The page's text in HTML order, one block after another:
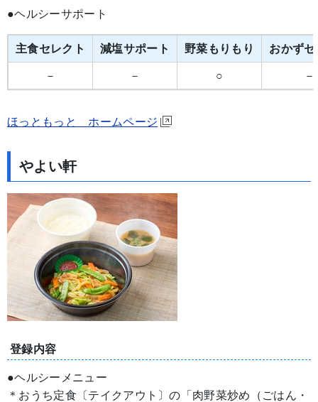
●ヘルシーサポート
主食セレクト 減塩サポート 野菜もりもり おかず
－ － ○ －
ほっともっと ホームページ
やよい軒
登録内容
●ヘルシーメニュー
＊おうち定食〔テイクアウト〕の「肉野菜炒め（ごはん・